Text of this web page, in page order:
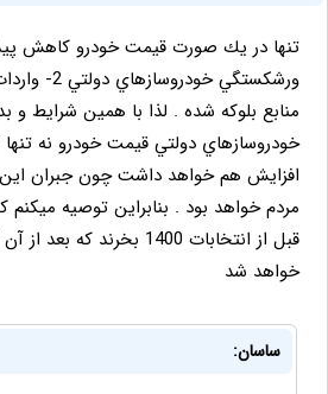
ورشكستگي
منابع بلوكه شده . لذا با همين شرايط و
خودروسازهاي دولتي قيمت خودرو نه
افزايش هم خواهد داشت چون جبران اين
مردم خواهد بود . بنابراين توصيه ميكنم
قبل از انتخابات 1400
خواهد شد
ساسان: